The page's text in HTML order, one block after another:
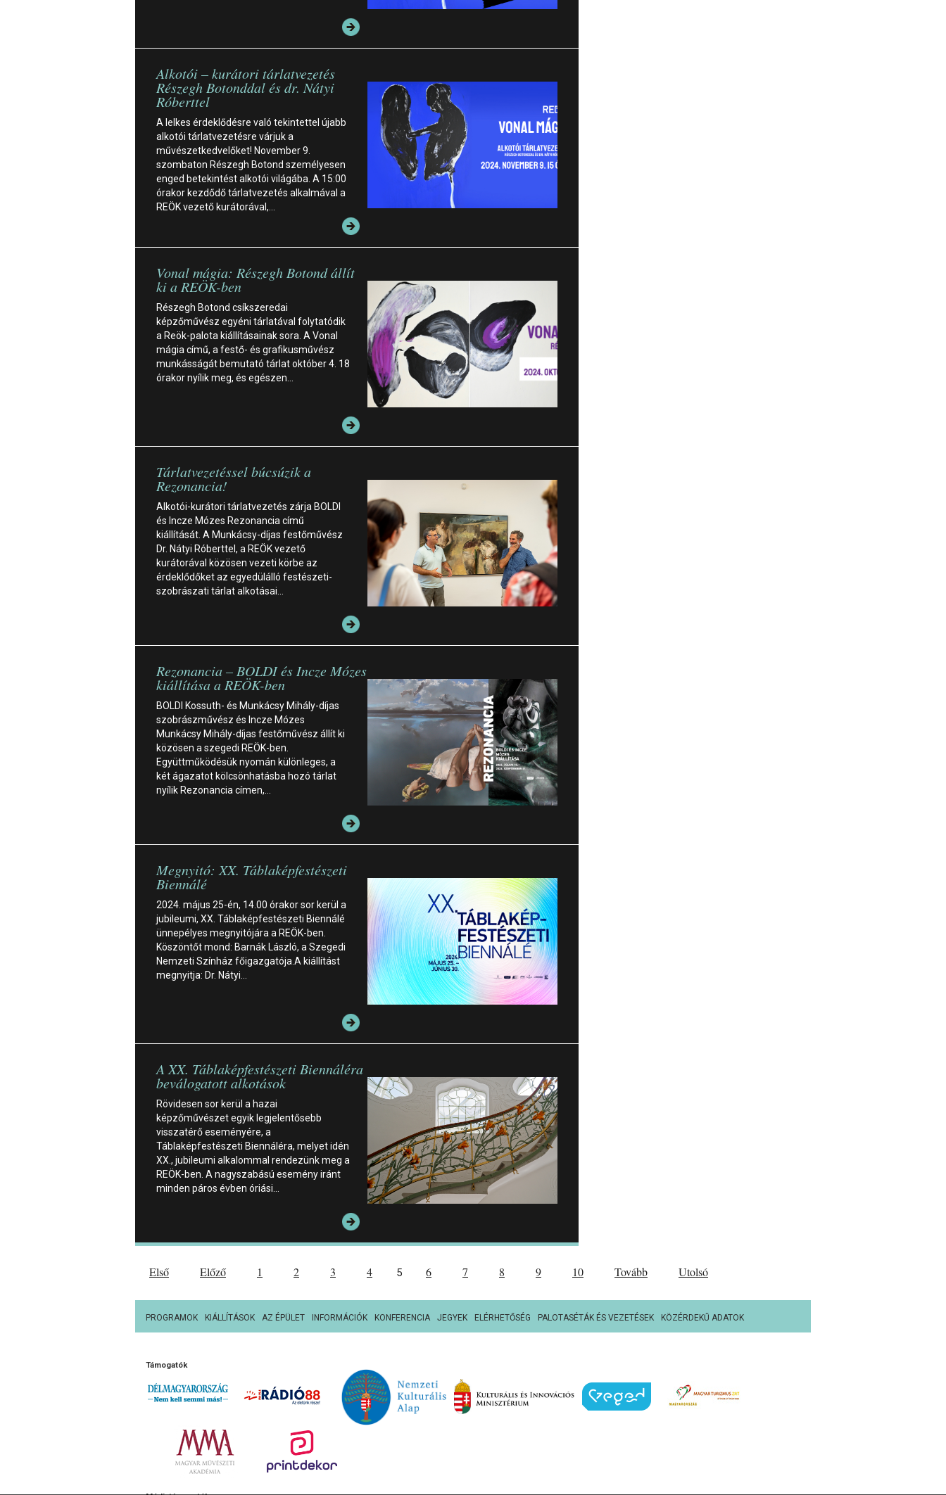
Alkotói – kurátori tárlatvezetés
Részegh Botonddal és dr. Nátyi
Róberttel
A lelkes érdeklődésre való tekintettel újabb
alkotói tárlatvezetésre várjuk a
művészetkedvelőket! November 9.
szombaton Részegh Botond személyesen
enged betekintést alkotói világába. A 15:00
órakor kezdődő tárlatvezetés alkalmával a
REÖK vezető kurátorával,…
Vonal mágia: Részegh Botond állít
ki a REÖK-ben
Részegh Botond csíkszeredai
képzőművész egyéni tárlatával folytatódik
a Reök-palota kiállításainak sora. A Vonal
mágia című, a festő- és grafikusművész
munkásságát bemutató tárlat október 4. 18
órakor nyílik meg, és egészen…
Tárlatvezetéssel búcsúzik a
Rezonancia!
Alkotói-kurátori tárlatvezetés zárja BOLDI
és Incze Mózes Rezonancia című
kiállítását. A Munkácsy-díjas festőművész
Dr. Nátyi Róberttel, a REÖK vezető
kurátorával közösen vezeti körbe az
érdeklődőket az egyedülálló festészeti-
szobrászati tárlat alkotásai…
Rezonancia – BOLDI és Incze Mózes
kiállítása a REÖK-ben
BOLDI Kossuth- és Munkácsy Mihály-díjas
szobrászművész és Incze Mózes
Munkácsy Mihály-díjas festőművész állít ki
közösen a szegedi REÖK-ben.
Együttműködésük nyomán különleges, a
két ágazatot kölcsönhatásba hozó tárlat
nyílik Rezonancia címen,…
Megnyitó: XX. Táblaképfestészeti
Biennálé
2024. május 25-én, 14.00 órakor sor kerül a
jubileumi, XX. Táblaképfestészeti Biennálé
ünnepélyes megnyitójára a REÖK-ben.
Köszöntőt mond: Barnák László, a Szegedi
Nemzeti Színház főigazgatója.A kiállítást
megnyitja: Dr. Nátyi…
A XX. Táblaképfestészeti Biennáléra
beválogatott alkotások
Rövidesen sor kerül a hazai
képzőművészet egyik legjelentősebb
visszatérő eseményére, a
Táblaképfestészeti Biennáléra, melyet idén
XX., jubileumi alkalommal rendezünk meg a
REÖK-ben. A nagyszabású esemény iránt
minden páros évben óriási…
Első Előző 1 2 3 4 5 6 7 8 9 10 Tovább Utolsó
PROGRAMOK KIÁLLÍTÁSOK AZ ÉPÜLET INFORMÁCIÓK KONFERENCIA JEGYEK ELÉRHETŐSÉG PALOTASÉTÁK ÉS VEZETÉSEK KÖZÉRDEKŰ ADATOK
Támogatók